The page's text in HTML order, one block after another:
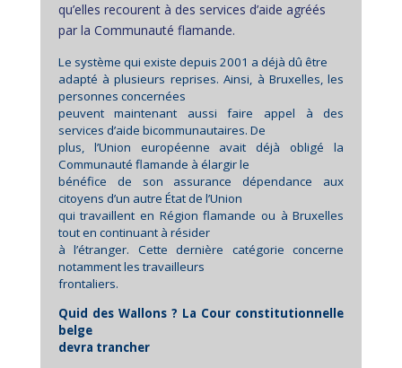
qu’elles recourent à des services d’aide agréés
par la Communauté flamande.
Le système qui existe depuis 2001 a déjà dû être
adapté à plusieurs reprises. Ainsi, à Bruxelles, les
personnes concernées
peuvent maintenant aussi faire appel à des
services d’aide bicommunautaires. De
plus, l’Union européenne avait déjà obligé la
Communauté flamande à élargir le
bénéfice de son assurance dépendance aux
citoyens d’un autre État de l’Union
qui travaillent en Région flamande ou à Bruxelles
tout en continuant à résider
à l’étranger. Cette dernière catégorie concerne
notamment les travailleurs
frontaliers.
Quid des Wallons ? La Cour constitutionnelle
belge
devra trancher